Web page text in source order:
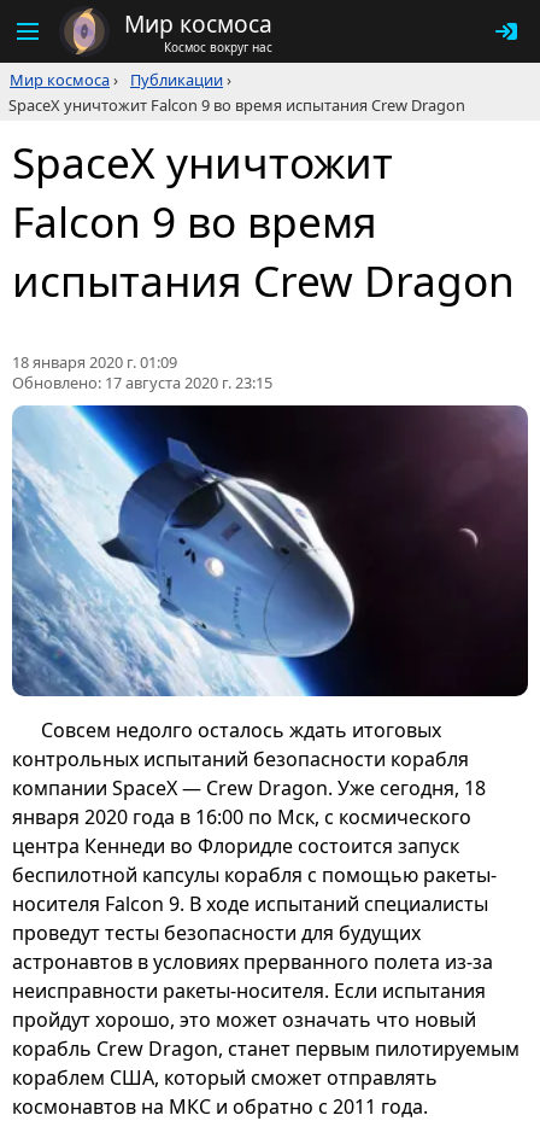
Мир космоса
Космос вокруг нас
Мир космоса› Публикации›
SpaceX уничтожит Falcon 9 во время испытания Crew Dragon
SpaceX уничтожит
Falcon 9 во время
испытания Crew Dragon
18 января 2020 г. 01:09
Обновлено: 17 августа 2020 г. 23:15
Совсем недолго осталось ждать итоговых
контрольных испытаний безопасности корабля
компании SpaceX — Crew Dragon. Уже сегодня, 18
января 2020 года в 16:00 по Мск, с космического
центра Кеннеди во Флоридле состоится запуск
беспилотной капсулы корабля с помощью ракеты-
носителя Falcon 9. В ходе испытаний специалисты
проведут тесты безопасности для будущих
астронавтов в условиях прерванного полета из-за
неисправности ракеты-носителя. Если испытания
пройдут хорошо, это может означать что новый
корабль Crew Dragon, станет первым пилотируемым
кораблем США, который сможет отправлять
космонавтов на МКС и обратно с 2011 года.